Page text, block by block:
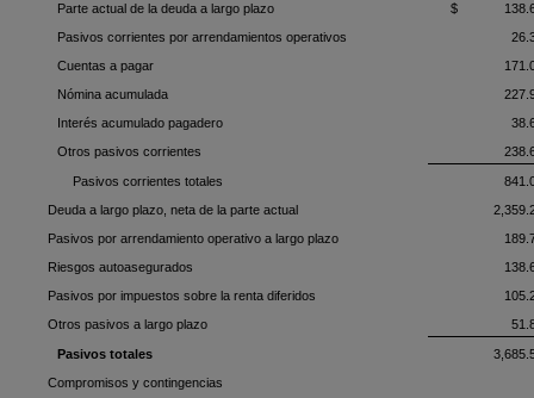
Parte actual de la deuda a largo plazo
$
Pasivos corrientes por arrendamientos operativos
Cuentas a pagar
Nómina acumulada
Interés acumulado pagadero
Otros pasivos corrientes
Pasivos corrientes totales
Deuda a largo plazo, neta de la parte actual
Pasivos por arrendamiento operativo a largo plazo
Riesgos autoasegurados
Pasivos por impuestos sobre la renta diferidos
Otros pasivos a largo plazo
Pasivos totales
Compromisos y contingencias